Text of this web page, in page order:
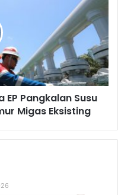
Pangkalan Susu
Migas Eksisting